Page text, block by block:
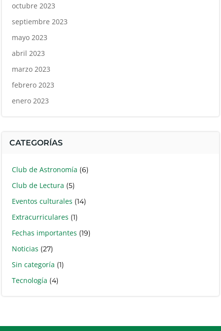
octubre 2023
septiembre 2023
mayo 2023
abril 2023
marzo 2023
febrero 2023
enero 2023
CATEGORÍAS
Club de Astronomía (6)
Club de Lectura (5)
Eventos culturales (14)
Extracurriculares (1)
Fechas importantes (19)
Noticias (27)
Sin categoría (1)
Tecnología (4)